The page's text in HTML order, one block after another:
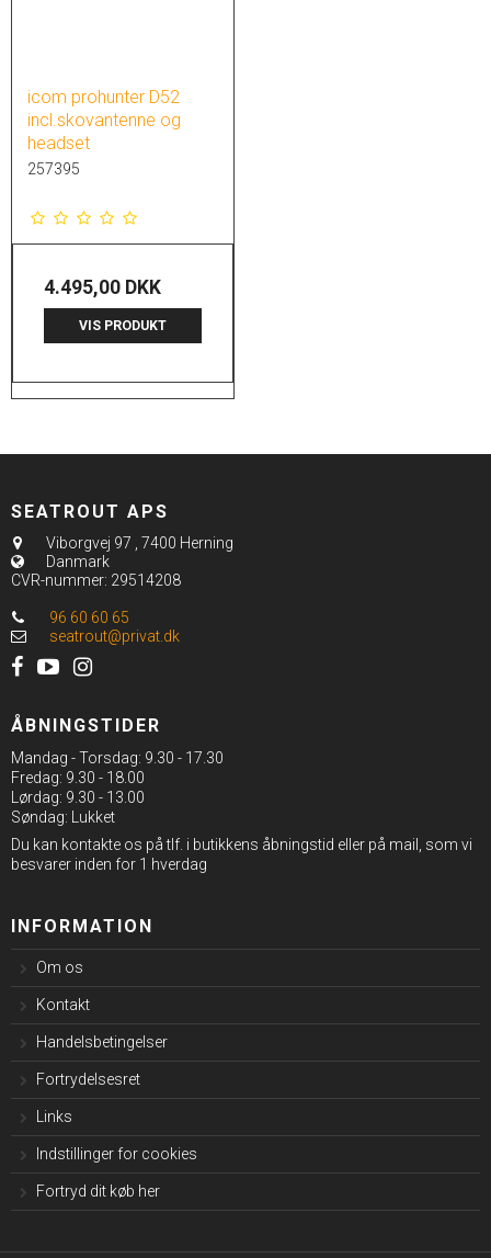
icom prohunter D52
incl.skovantenne og
headset
257395
4.495,00 DKK
VIS PRODUKT
SEATROUT APS
Viborgvej 97 , 7400 Herning
Danmark
CVR-nummer: 29514208
96 60 60 65
seatrout@privat.dk
ÅBNINGSTIDER
Mandag - Torsdag: 9.30 - 17.30
Fredag: 9.30 - 18.00
Lørdag: 9.30 - 13.00
Søndag: Lukket
Du kan kontakte os på tlf. i butikkens åbningstid eller på mail, som vi
besvarer inden for 1 hverdag
INFORMATION
Om os
Kontakt
Handelsbetingelser
Fortrydelsesret
Links
Indstillinger for cookies
Fortryd dit køb her